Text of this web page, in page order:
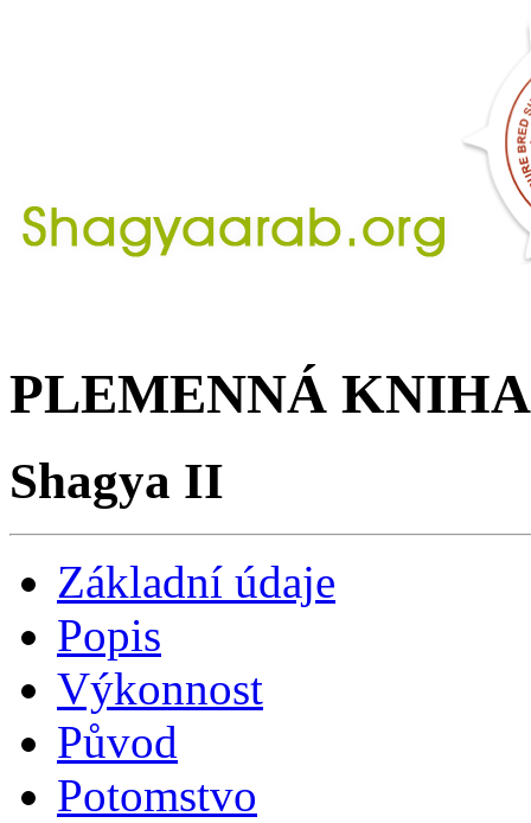
PLEMENNÁ
Shagya II
Základní údaje
Popis
Výkonnost
Původ
Potomstvo